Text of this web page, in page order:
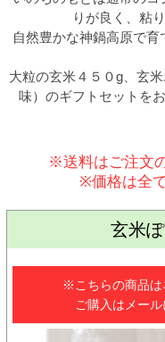
りが良く、粘
自然豊かな神鍋高原で
大粒の玄米４５０g、玄
味）のギフトセットを
※送料はご注文
※価格は全
玄米
※こちらの商品は
ご購入はメー